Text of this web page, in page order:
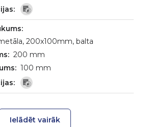
200x100mm, balta
200 mm
100 mm
Ielādēt vairāk